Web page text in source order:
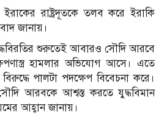
রাষ্ট্রদূতকে তলব করে ইরাকি
জানায়।
শুরুতেই আবারও সৌদি আরবে
হামলার অভিযোগ আসে। এতে
পালটা পদক্ষেপ বিবেচনা করে।
আরবকে আশ্বস্ত করতে যুদ্ধবিমান
আহ্বান জানায়।